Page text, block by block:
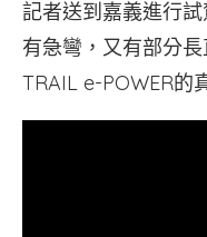
記者送到嘉義進行
有急彎，又有部分
TRAIL e-POWER的